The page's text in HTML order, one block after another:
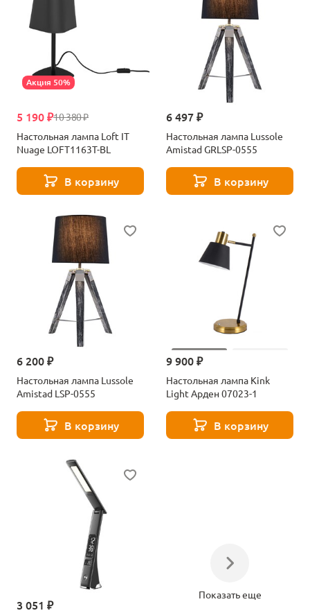
Акция 50%
10 380 ₽
5 190 ₽
Настольная лампа Loft IT
Nuage LOFT1163T-BL
В корзину
6 497 ₽
Настольная лампа Lussole
Amistad GRLSP-0555
В корзину
6 200 ₽
Настольная лампа Lussole
Amistad LSP-0555
В корзину
9 900 ₽
Настольная лампа Kink
Light Арден 07023-1
В корзину
3 051 ₽
Показать еще